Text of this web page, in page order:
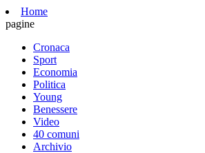
Home
pagine
Cronaca
Sport
Economia
Politica
Young
Benessere
Video
40 comuni
Archivio